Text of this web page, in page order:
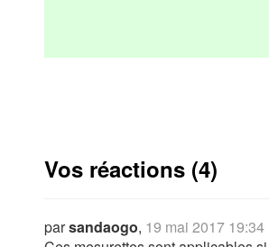
Vos réactions (4)
parsandaogo, 19 mai 2017 19:34